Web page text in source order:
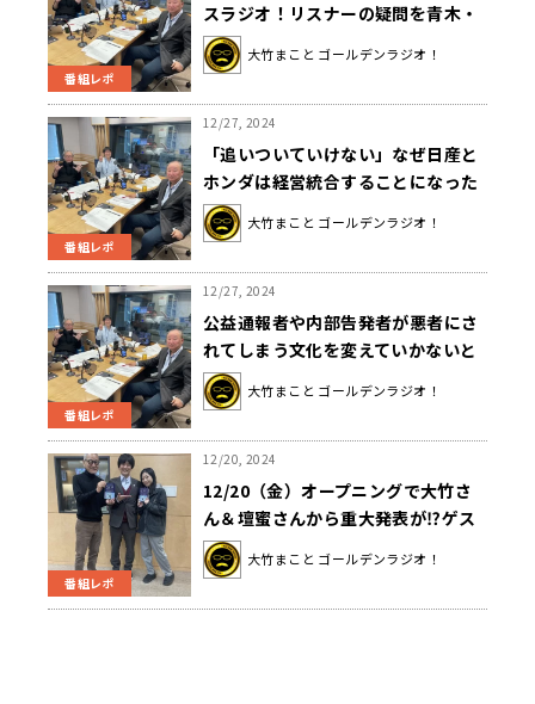
番組レポ
スラジオ！リスナーの疑問を青木・
金子が斬る‼
大竹まこと ゴールデンラジオ！
番組レポ
12/27, 2024
「追いついていけない」なぜ日産と
ホンダは経営統合することになった
のか？
大竹まこと ゴールデンラジオ！
番組レポ
12/27, 2024
公益通報者や内部告発者が悪者にさ
れてしまう文化を変えていかないと
マズイ？「公益通報できないと人事
権を握られた人が何か不正を告発す
大竹まこと ゴールデンラジオ！
番組レポ
12/20, 2024
12/20（金）オープニングで大竹さ
ん＆壇蜜さんから重大発表が⁉ゲス
トは脳科学者の毛内拡さんでした！
大竹まこと ゴールデンラジオ！